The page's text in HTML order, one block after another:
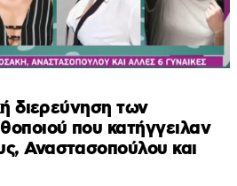
διερεύνηση των
που κατήγγειλαν
Αναστασοπούλου και